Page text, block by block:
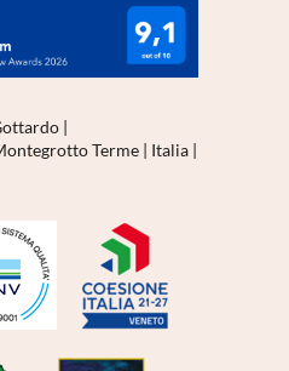
|
Terme | Italia |